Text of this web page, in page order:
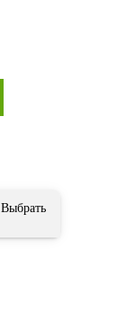
Выбрать